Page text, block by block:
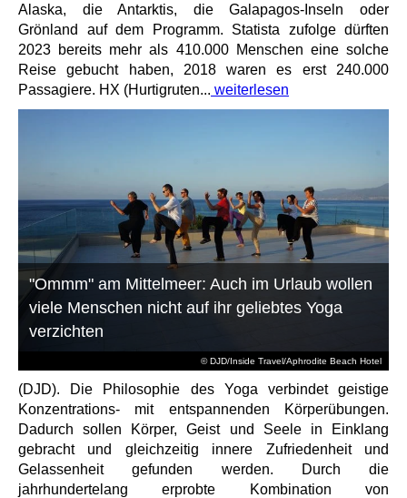
Alaska, die Antarktis, die Galapagos-Inseln oder
Grönland auf dem Programm. Statista zufolge dürften
2023 bereits mehr als 410.000 Menschen eine solche
Reise gebucht haben, 2018 waren es erst 240.000
Passagiere. HX (Hurtigruten... weiterlesen
© DJD/Inside Travel/Aphrodite Beach Hotel
"Ommm" am Mittelmeer: Auch im Urlaub wollen
viele Menschen nicht auf ihr geliebtes Yoga
verzichten
(DJD). Die Philosophie des Yoga verbindet geistige
Konzentrations- mit entspannenden Körperübungen.
Dadurch sollen Körper, Geist und Seele in Einklang
gebracht und gleichzeitig innere Zufriedenheit und
Gelassenheit gefunden werden. Durch die
jahrhundertelang erprobte Kombination von